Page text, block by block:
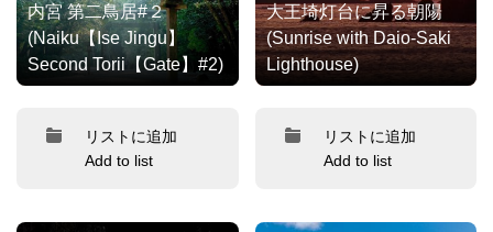
内宮 第二鳥居#２
(Naiku【Ise Jingu】
Second Torii【Gate】#2)
リストに追加
Add to list
大王埼灯台に昇る朝陽
(Sunrise with Daio-Saki
Lighthouse)
リストに追加
Add to list